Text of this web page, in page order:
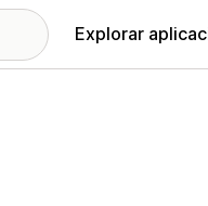
Explorar